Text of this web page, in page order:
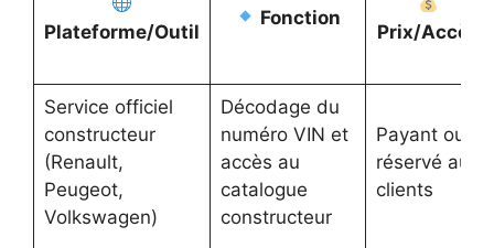
Plateforme/Outil
Fonction
Prix/Accès
Service officiel
constructeur
(Renault,
Peugeot,
Volkswagen)
Décodage du
numéro VIN et
accès au
catalogue
constructeur
Payant ou
réservé aux
clients